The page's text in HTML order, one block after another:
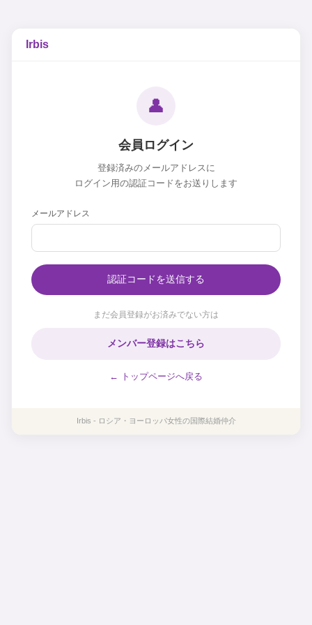
Irbis
👤
会員ログイン
登録済みのメールアドレスに
ログイン用の認証コードをお送りします
メールアドレス
認証コードを送信する
まだ会員登録がお済みでない方は
メンバー登録はこちら
← トップページへ戻る
Irbis - ロシア・ヨーロッパ女性の国際結婚仲介